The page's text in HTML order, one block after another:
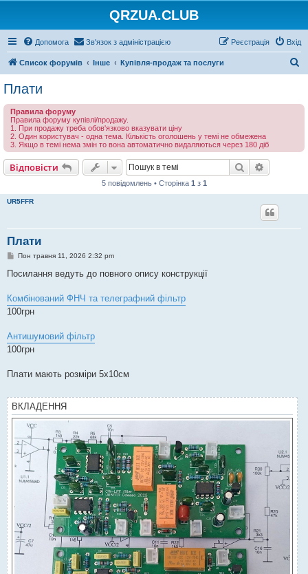
QRZUA.CLUB
Допомога Зв'язок з адміністрацією Вхід
Реєстрація
Список форумів Інше Купівля-продаж та послуги
Плати
Правила форуму
Правила форуму купівлі/продажу.
1. При продажу треба обов'язково вказувати ціну
2. Один користувач - одна тема. Кількість оголошень у темі не обмежена
3. Якщо в темі нема змін то вона автоматично видаляються через 180 діб
Відповісти Пошук
5 повідомлень • Сторінка 1 з 1
UR5FFR
Плати
П
в
о
м
л
н
я
Пон травня 11, 2026 2:32 pm
Посилання ведуть до повного опису конструкції
Комбінований ФНЧ та телеграфний фільтр
100грн
Антишумовий фільтр
100грн
Плати мають розміри 5х10см
ВКЛАДЕННЯ